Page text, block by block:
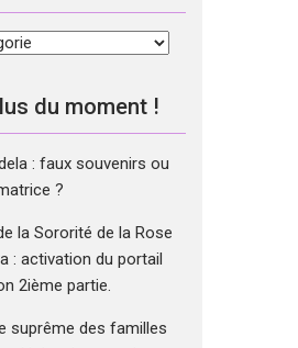
du moment !
: faux souvenirs ou
?
la Sororité de la Rose
: activation du portail
2ième partie.
suprême des familles